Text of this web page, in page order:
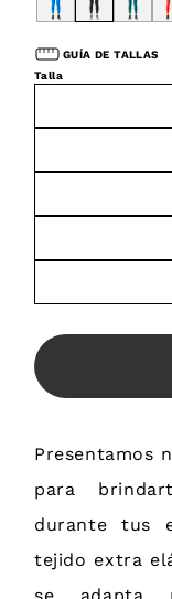
GUÍA DE TALLAS
Talla
Presentamos
para
durante tus
tejido extra